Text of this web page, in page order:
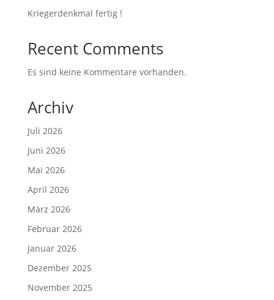
Kriegerdenkmal fertig !
Recent Comments
Es sind keine Kommentare vorhanden.
Archiv
Juli 2026
Juni 2026
Mai 2026
April 2026
März 2026
Februar 2026
Januar 2026
Dezember 2025
November 2025